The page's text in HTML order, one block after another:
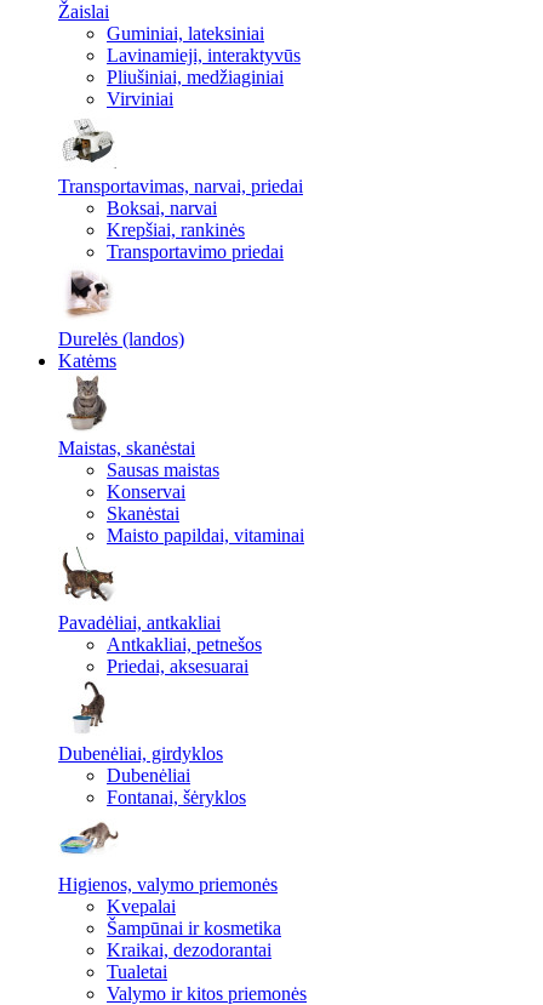
Žaislai
Guminiai, lateksiniai
Lavinamieji, interaktyvūs
Pliušiniai, medžiaginiai
Virviniai
Transportavimas, narvai, priedai
Boksai, narvai
Krepšiai, rankinės
Transportavimo priedai
Durelės (landos)
Katėms
Maistas, skanėstai
Sausas maistas
Konservai
Skanėstai
Maisto papildai, vitaminai
Pavadėliai, antkakliai
Antkakliai, petnešos
Priedai, aksesuarai
Dubenėliai, girdyklos
Dubenėliai
Fontanai, šėryklos
Higienos, valymo priemonės
Kvepalai
Šampūnai ir kosmetika
Kraikai, dezodorantai
Tualetai
Valymo ir kitos priemonės